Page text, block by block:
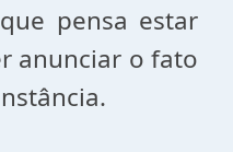
pensa estar
anunciar o fato